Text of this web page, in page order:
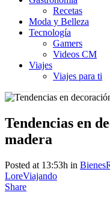
Recetas
Moda y Belleza
Tecnología
Gamers
Videos CM
Viajes
Viajes para ti
Tendencias en
madera
Posted at 13:53h in
LoreViajando
Share